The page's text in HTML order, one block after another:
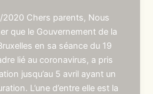
Chers parents, Nous
que le Gouvernement de la
en sa séance du 19
lié au coronavirus, a pris
jusqu’au 5 avril ayant un
L’une d’entre elle est la